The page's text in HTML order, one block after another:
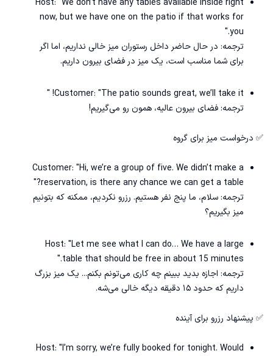
Host: "We don’t have any tables available inside right
now, but we have one on the patio if that works for
you."
ترجمه: در حال حاضر داخل رستوران میز خالی نداریم، اما اگر
برای شما مناسب است، یک میز در فضای بیرون داریم.
Customer: "The patio sounds great, we’ll take it! "
ترجمه: فضای بیرون عالیه، همون رو می‌گیریم!
✅ درخواست میز برای گروه
Customer: "Hi, we’re a group of five. We didn’t make a
reservation, is there any chance we can get a table?"
ترجمه: سلام، ما پنج نفر هستیم. رزرو نکردیم، ممکنه که بتونیم
میز بگیریم؟
Host: "Let me see what I can do… We have a large
table that should be free in about 15 minutes."
ترجمه: اجازه بدید ببینم چه کاری می‌تونم بکنم... یک میز بزرگ
داریم که حدود ۱۵ دقیقه دیگه خالی می‌شه.
✅ پیشنهاد رزرو برای آینده
Host: "I’m sorry, we’re fully booked for tonight. Would